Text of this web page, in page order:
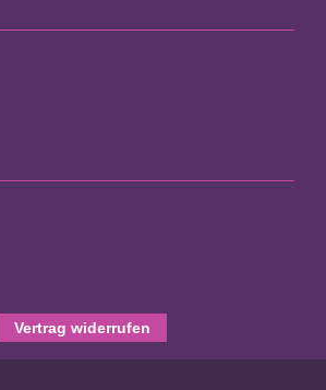
Vertrag widerrufen